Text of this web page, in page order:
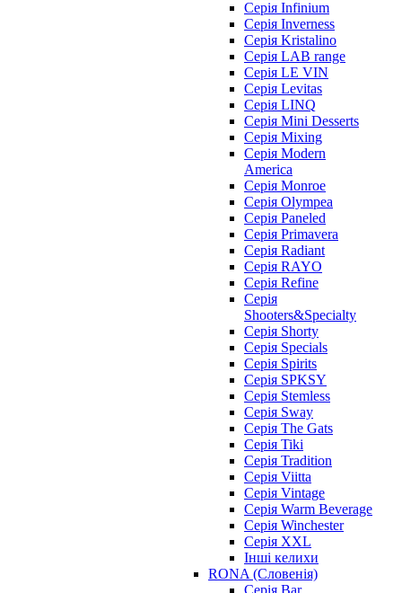
Серія Infinium
Серія Inverness
Серія Kristalino
Серія LAB range
Серія LE VIN
Серія Levitas
Серія LINQ
Серія Mini Desserts
Серія Mixing
Серія Modern
America
Серія Monroe
Серія Olympea
Серія Paneled
Серія Primavera
Серія Radiant
Серія RAYO
Серія Refine
Серія
Shooters&Specialty
Серія Shorty
Серія Specials
Серія Spirits
Серія SPKSY
Серія Stemless
Серія Sway
Серія The Gats
Серія Tiki
Серія Tradition
Серія Viitta
Серія Vintage
Серія Warm Beverage
Серія Winchester
Серія XXL
Інші келихи
RONA (Словенія)
Серія Bar